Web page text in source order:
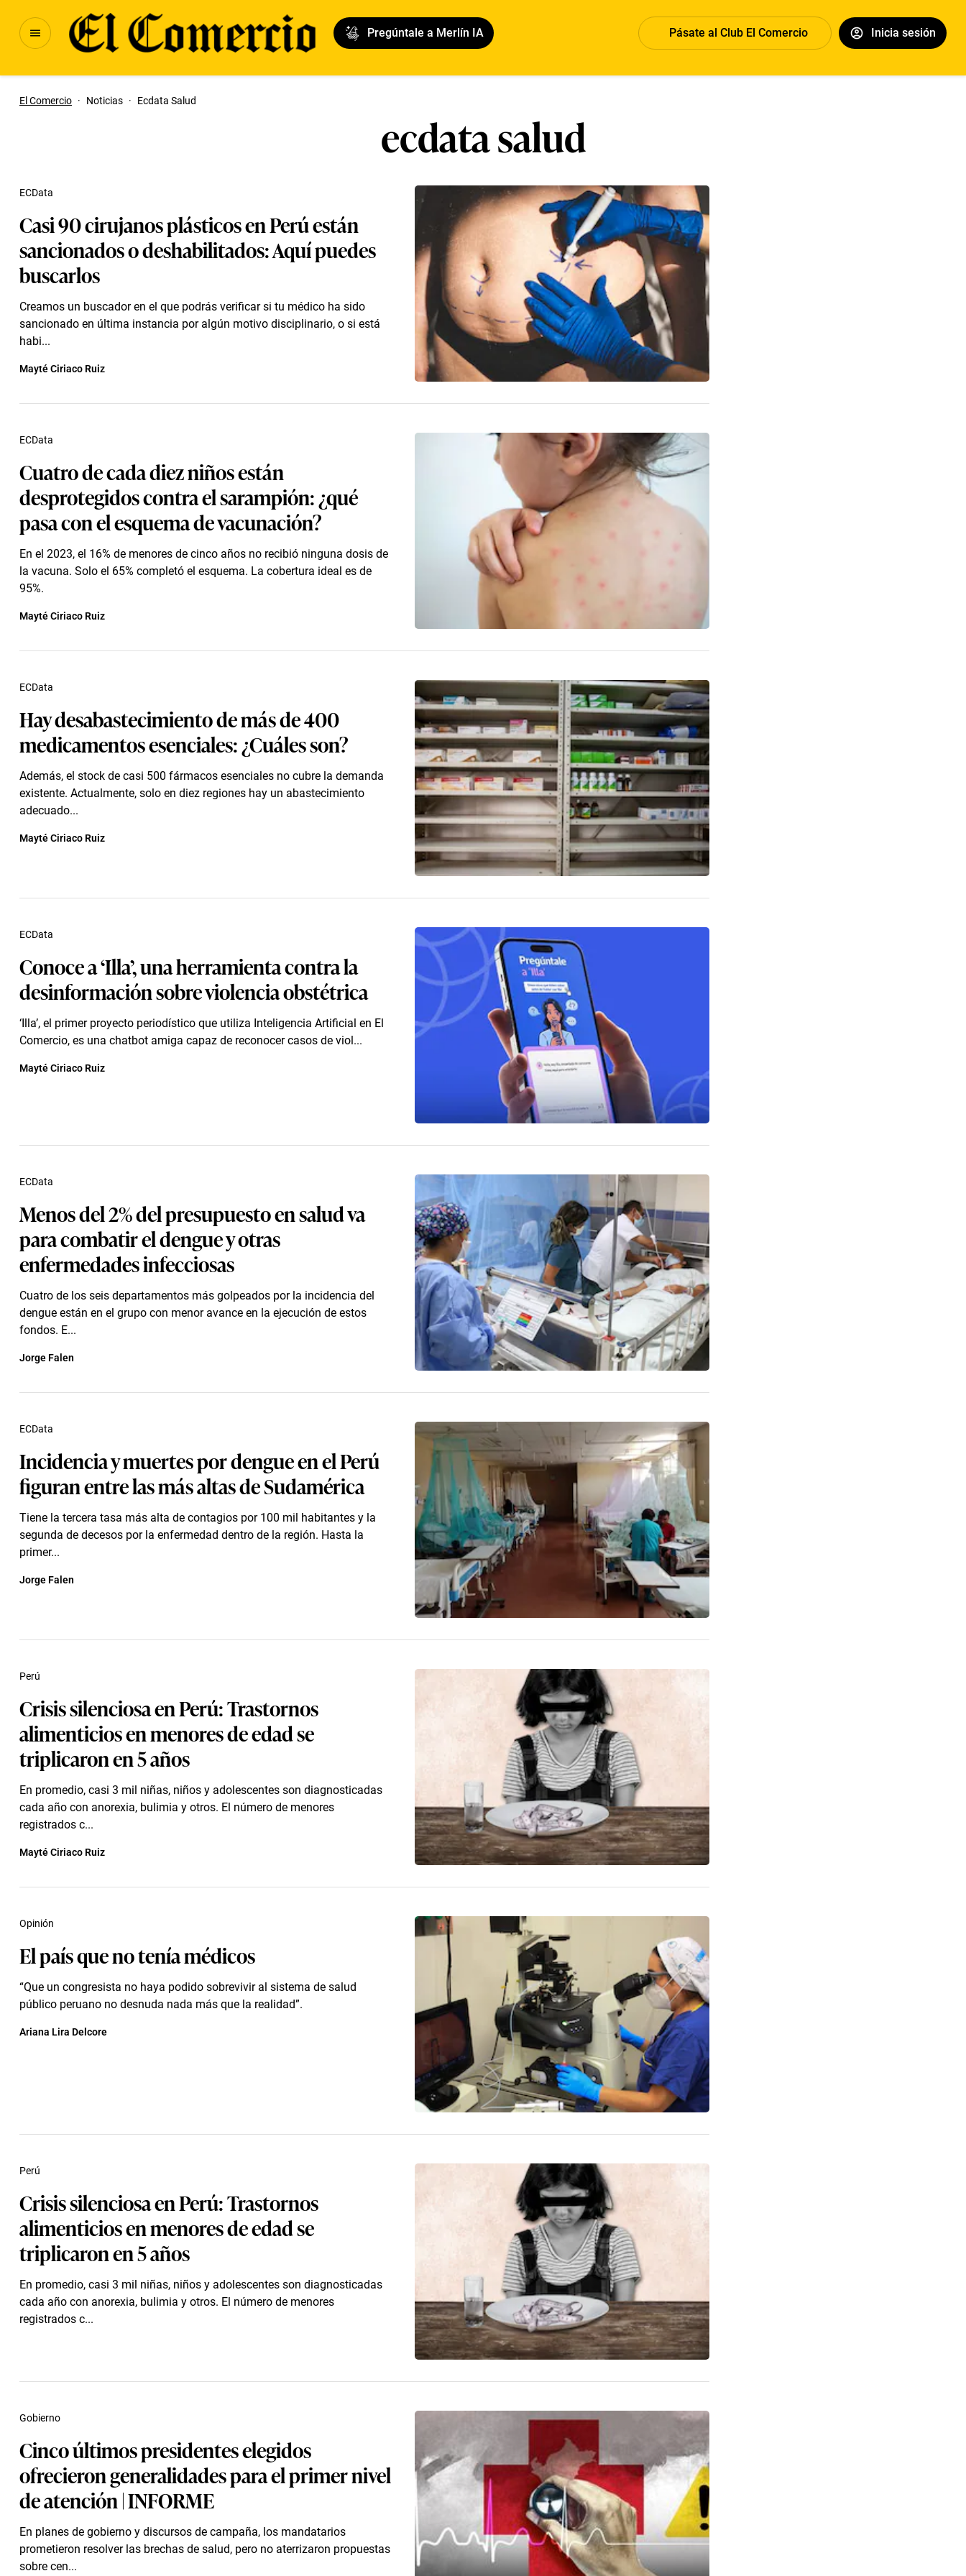
Pregúntale a Merlín IA Pásate al Club El Comercio Inicia sesión
El Comercio · Noticias · Ecdata Salud
ecdata salud
Casi 90 cirujanos plásticos en Perú están
sancionados o deshabilitados: Aquí puedes
buscarlos
Creamos un buscador en el que podrás verificar si tu médico ha sido
sancionado en última instancia por algún motivo disciplinario, o si está
habi...
ECData
Mayté Ciriaco Ruiz
Cuatro de cada diez niños están
desprotegidos contra el sarampión: ¿qué
pasa con el esquema de vacunación?
En el 2023, el 16% de menores de cinco años no recibió ninguna dosis de
la vacuna. Solo el 65% completó el esquema. La cobertura ideal es de
95%.
ECData
Mayté Ciriaco Ruiz
Hay desabastecimiento de más de 400
medicamentos esenciales: ¿Cuáles son?
Además, el stock de casi 500 fármacos esenciales no cubre la demanda
existente. Actualmente, solo en diez regiones hay un abastecimiento
adecuado...
ECData
Mayté Ciriaco Ruiz
Conoce a ‘Illa’, una herramienta contra la
desinformación sobre violencia obstétrica
‘Illa’, el primer proyecto periodístico que utiliza Inteligencia Artificial en El
Comercio, es una chatbot amiga capaz de reconocer casos de viol...
ECData
Mayté Ciriaco Ruiz
Menos del 2% del presupuesto en salud va
para combatir el dengue y otras
enfermedades infecciosas
Cuatro de los seis departamentos más golpeados por la incidencia del
dengue están en el grupo con menor avance en la ejecución de estos
fondos. E...
ECData
Jorge Falen
Incidencia y muertes por dengue en el Perú
figuran entre las más altas de Sudamérica
Tiene la tercera tasa más alta de contagios por 100 mil habitantes y la
segunda de decesos por la enfermedad dentro de la región. Hasta la
primer...
ECData
Jorge Falen
Crisis silenciosa en Perú: Trastornos
alimenticios en menores de edad se
triplicaron en 5 años
En promedio, casi 3 mil niñas, niños y adolescentes son diagnosticadas
cada año con anorexia, bulimia y otros. El número de menores
registrados c...
Perú
Mayté Ciriaco Ruiz
El país que no tenía médicos
“Que un congresista no haya podido sobrevivir al sistema de salud
público peruano no desnuda nada más que la realidad”.
Opinión
Ariana Lira Delcore
Crisis silenciosa en Perú: Trastornos
alimenticios en menores de edad se
triplicaron en 5 años
En promedio, casi 3 mil niñas, niños y adolescentes son diagnosticadas
cada año con anorexia, bulimia y otros. El número de menores
registrados c...
Perú
Cinco últimos presidentes elegidos
ofrecieron generalidades para el primer nivel
de atención | INFORME
En planes de gobierno y discursos de campaña, los mandatarios
prometieron resolver las brechas de salud, pero no aterrizaron propuestas
sobre cen...
Gobierno